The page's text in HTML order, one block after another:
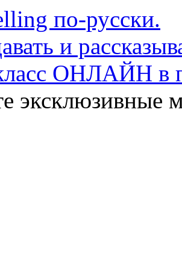
по-русски.
и
ОНЛАЙН в
эксклюзивные